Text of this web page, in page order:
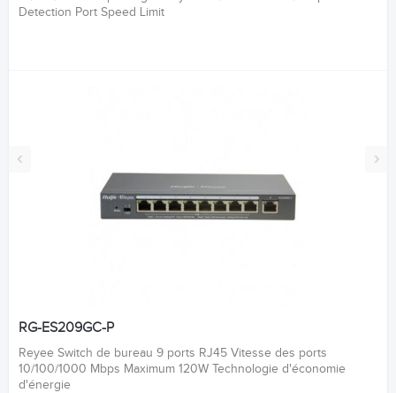
‹ ›
Detection Port Speed Limit
RG-ES209GC-P
Reyee Switch de bureau 9 ports RJ45 Vitesse des ports
10/100/1000 Mbps Maximum 120W Technologie d'économie
d'énergie